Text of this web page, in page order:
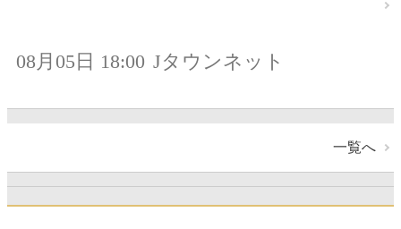
08月05日 18:00 Jタウンネット
一覧へ